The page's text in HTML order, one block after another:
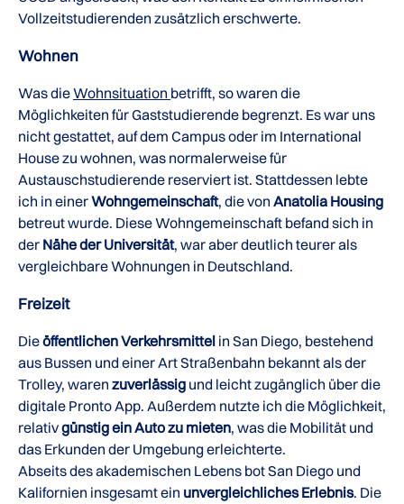
Vollzeitstudierenden zusätzlich erschwerte.
Wohnen
Was dieWohnsituation betrifft, so waren die
Möglichkeiten für Gaststudierende begrenzt. Es war uns
nicht gestattet, auf dem Campus oder im International
House zu wohnen, was normalerweise für
Austauschstudierende reserviert ist. Stattdessen lebte
ich in einerWohngemeinschaft, die von Anatolia Housing
betreut wurde. Diese Wohngemeinschaft befand sich in
der Nähe der Universität, war aber deutlich teurer als
vergleichbare Wohnungen in Deutschland.
Freizeit
Dieöffentlichen Verkehrsmittel in San Diego, bestehend
aus Bussen und einer Art Straßenbahn bekannt als der
Trolley, waren zuverlässig und leicht zugänglich über die
digitale Pronto App. Außerdem nutzte ich die Möglichkeit,
relativgünstig ein Auto zu mieten, was die Mobilität und
das Erkunden der Umgebung erleichterte.
Abseits des akademischen Lebens bot San Diego und
Kalifornien insgesamt ein unvergleichliches Erlebnis. Die